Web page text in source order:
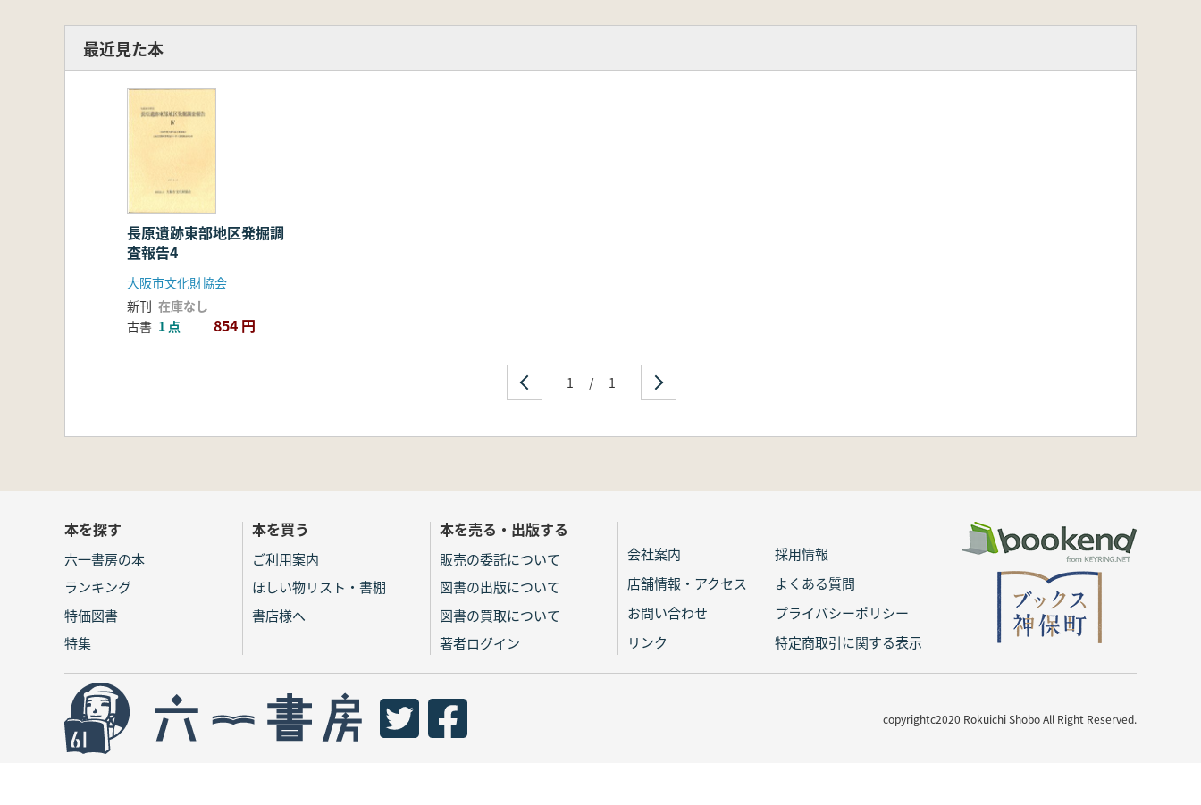
最近見た本
長原遺跡東部地区発掘調
査報告4
大阪市文化財協会
新刊 在庫なし
古書 1 点 854 円
1 / 1
本を探す
六一書房の本
ランキング
特価図書
特集
本を買う
ご利用案内
ほしい物リスト・書棚
書店様へ
本を売る・出版する
販売の委託について
図書の出版について
図書の買取について
著者ログイン
会社案内
採用情報
店舗情報・アクセス
よくある質問
お問い合わせ
プライバシーポリシー
リンク
特定商取引に関する表示
copyrightc2020 Rokuichi Shobo All Right Reserved.